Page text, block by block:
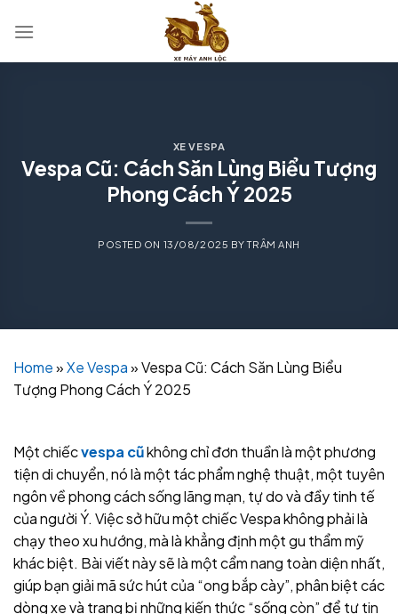
XE VESPA
Vespa Cũ: Cách Săn Lùng Biểu Tượng
Phong Cách Ý 2025
POSTED ON 13/08/2025 BYTRÂM ANH
Home»Xe Vespa»Vespa Cũ: Cách Săn Lùng Biểu
Tượng Phong Cách Ý 2025
Một chiếcvespa cũkhông chỉ đơn thuần là một phương
tiện di chuyển, nó là một tác phẩm nghệ thuật, một tuyên
ngôn về phong cách sống lãng mạn, tự do và đầy tinh tế
của người Ý. Việc sở hữu một chiếc Vespa không phải là
chạy theo xu hướng, mà là khẳng định một gu thẩm mỹ
khác biệt. Bài viết này sẽ là một cẩm nang toàn diện nhất,
giúp bạn giải mã sức hút của “ong bắp cày”, phân biệt các
dòng xe và trang bị những kiến thức “sống còn” để tự tin